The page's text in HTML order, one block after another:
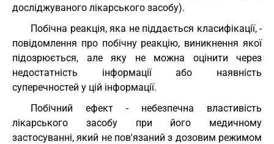
досліджуваного лікарського засобу).
Побічна реакція, яка не піддається класифікації, -
повідомлення про побічну реакцію, виникнення якої
підозрюється, але яку не можна оцінити через
недостатність інформації або наявність
суперечностей у цій інформації.
Побічний ефект - небезпечна властивість
лікарського засобу при його медичному
застосуванні, який не пов'язаний з дозовим режимом